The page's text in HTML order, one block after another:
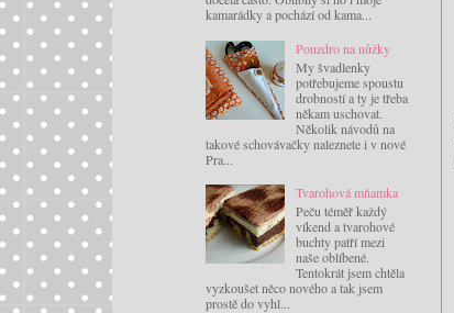
kamarádky a pochází od kama...
Pouzdro na nůžky
My švadlenky
potřebujeme spoustu
drobností a ty je třeba
někam uschovat.
Několik návodů na
takové schovávačky naleznete i v nové
Pra...
Tvarohová mňamka
Peču téměř každý
víkend a tvarohové
buchty patří mezi
naše oblíbené.
Tentokrát jsem chtěla
vyzkoušet něco nového a tak jsem
prostě do vyhl...